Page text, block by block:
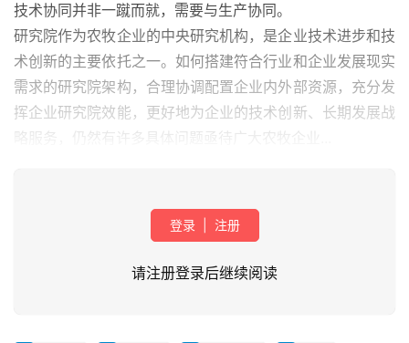
技术协同并非一蹴而就，需要与生产协同。
研究院作为农牧企业的中央研究机构，是企业技术进步和技
术创新的主要依托之一。如何搭建符合行业和企业发展现实
需求的研究院架构，合理协调配置企业内外部资源，充分发
挥企业研究院效能，更好地为企业的技术创新、长期发展战
略服务，仍然有许多具体问题亟待广大农牧企业...
登录 注册
请注册登录后继续阅读